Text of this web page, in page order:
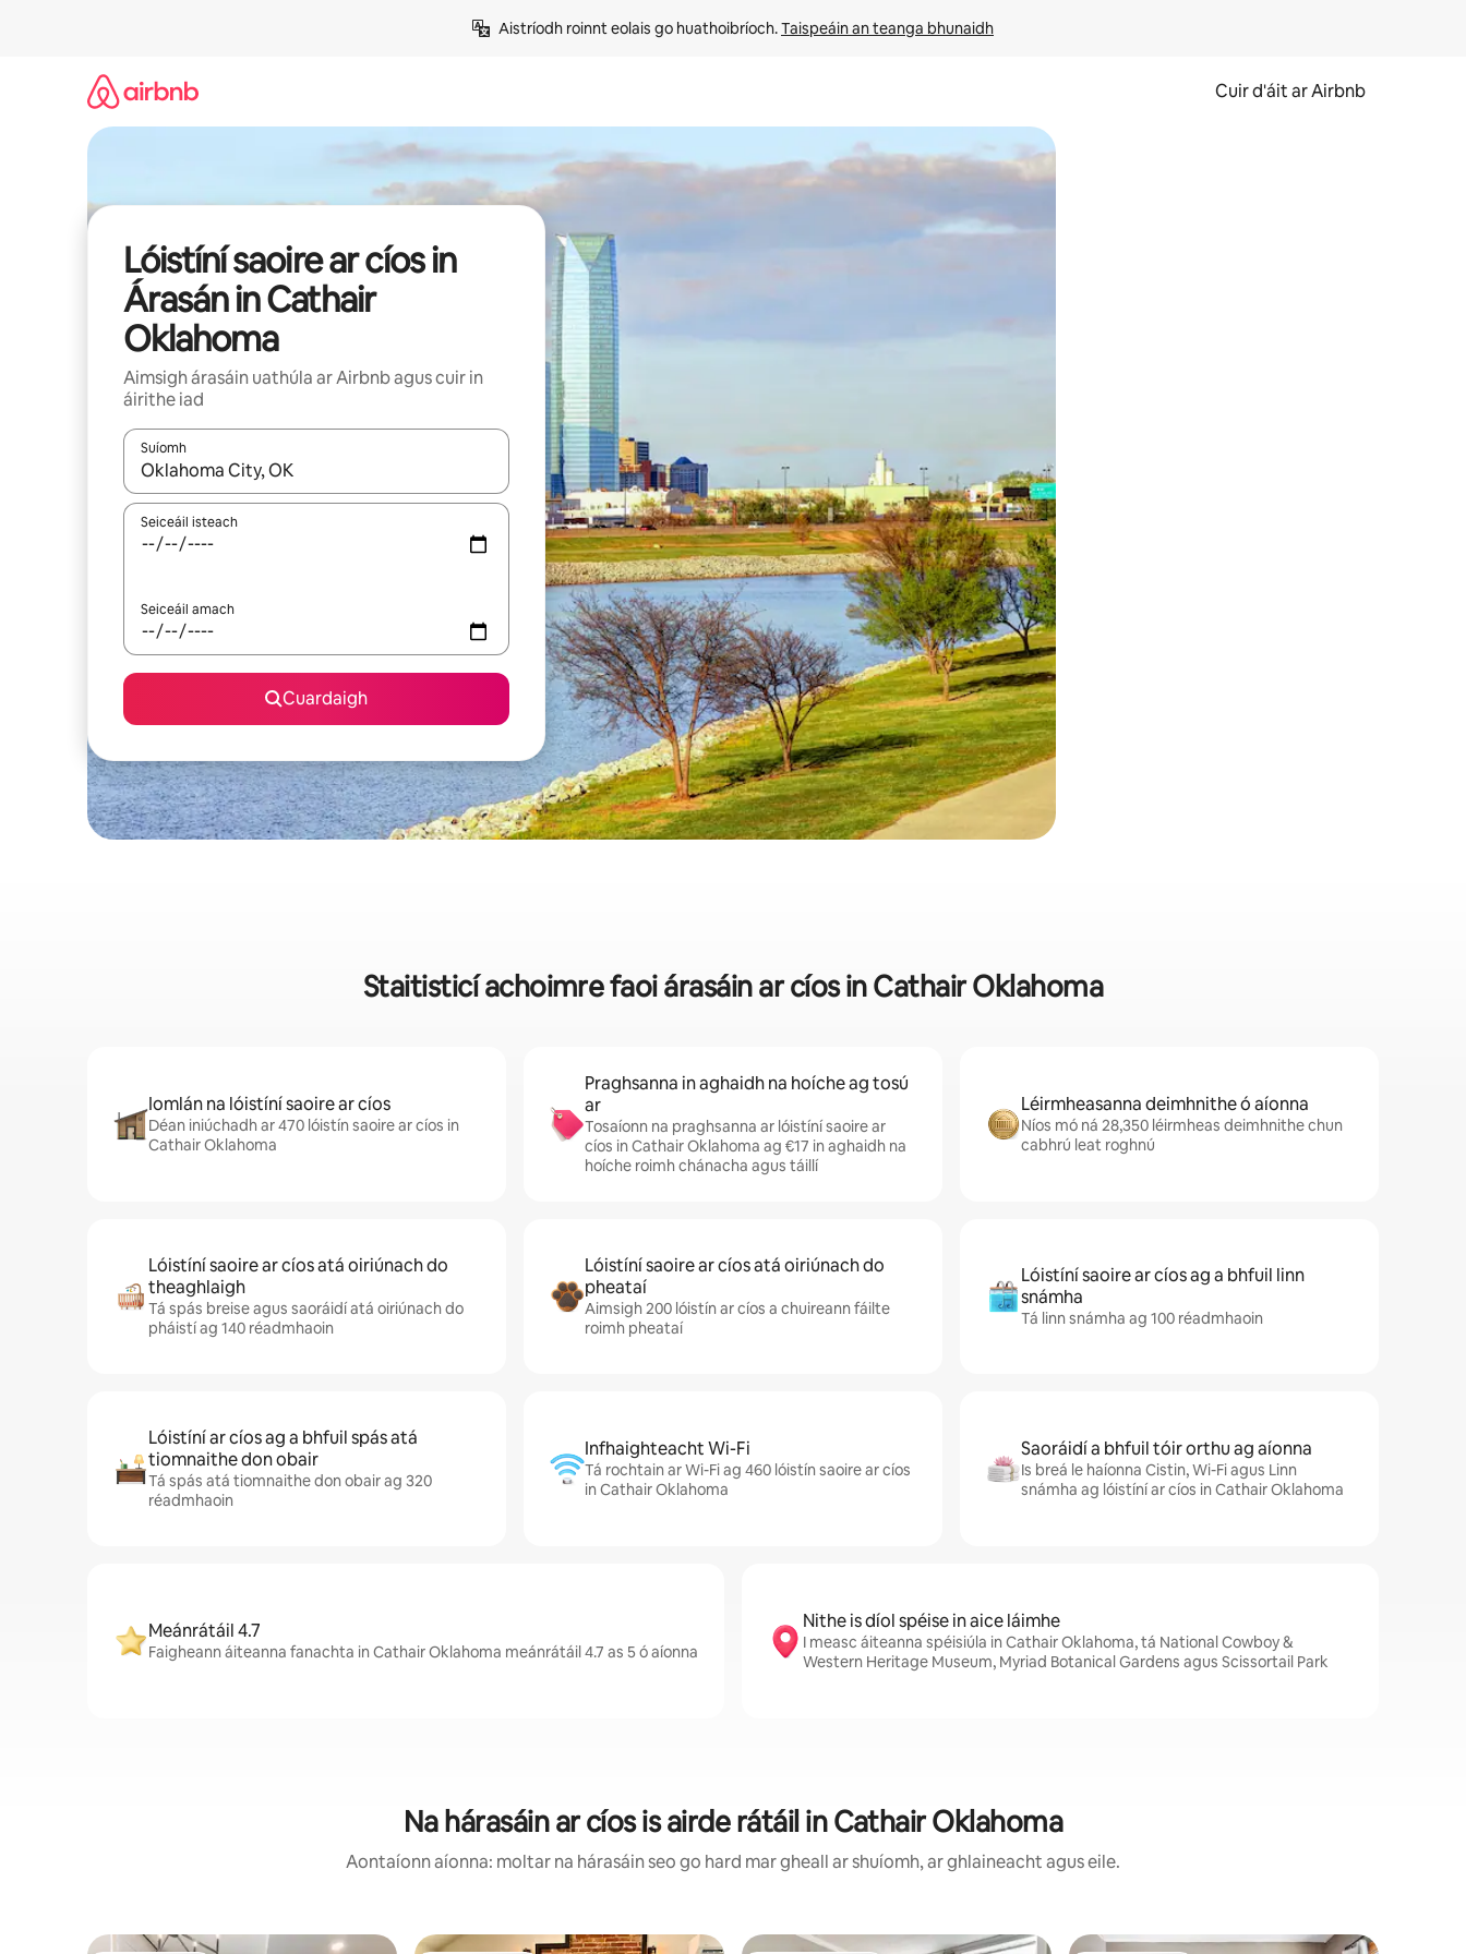
Aistríodh roinnt eolais go huathoibríoch. Taispeáin an teanga bhunaidh
Cuir d'áit ar Airbnb
Lóistíní saoire ar cíos in
Árasán in Cathair
Oklahoma
Aimsigh árasáin uathúla ar Airbnb agus cuir in
áirithe iad
Suíomh
Nuair a bheidh torthaí ar fáil, déan nascleanúint le saigheadeochracha suas agus síos nó déan iniúchadh trí thadhall nó svaidhpeáil.
Seiceáil isteach
Seiceáil amach
Cuardaigh
Staitisticí achoimre faoi árasáin ar cíos in Cathair Oklahoma
Iomlán na lóistíní saoire ar cíos
Déan iniúchadh ar 470 lóistín saoire ar cíos in
Cathair Oklahoma
Praghsanna in aghaidh na hoíche ag tosú
ar
Tosaíonn na praghsanna ar lóistíní saoire ar
cíos in Cathair Oklahoma ag €17 in aghaidh na
hoíche roimh chánacha agus táillí
Léirmheasanna deimhnithe ó aíonna
Níos mó ná 28,350 léirmheas deimhnithe chun
cabhrú leat roghnú
Lóistíní saoire ar cíos atá oiriúnach do
theaghlaigh
Tá spás breise agus saoráidí atá oiriúnach do
pháistí ag 140 réadmhaoin
Lóistíní saoire ar cíos atá oiriúnach do
pheataí
Aimsigh 200 lóistín ar cíos a chuireann fáilte
roimh pheataí
Lóistíní saoire ar cíos ag a bhfuil linn
snámha
Tá linn snámha ag 100 réadmhaoin
Lóistíní ar cíos ag a bhfuil spás atá
tiomnaithe don obair
Tá spás atá tiomnaithe don obair ag 320
réadmhaoin
Infhaighteacht Wi-Fi
Tá rochtain ar Wi-Fi ag 460 lóistín saoire ar cíos
in Cathair Oklahoma
Saoráidí a bhfuil tóir orthu ag aíonna
Is breá le haíonna Cistin, Wi-Fi agus Linn
snámha ag lóistíní ar cíos in Cathair Oklahoma
Meánrátáil 4.7
Faigheann áiteanna fanachta in Cathair Oklahoma meánrátáil 4.7 as 5 ó aíonna
Nithe is díol spéise in aice láimhe
I measc áiteanna spéisiúla in Cathair Oklahoma, tá National Cowboy &
Western Heritage Museum, Myriad Botanical Gardens agus Scissortail Park
Na hárasáin ar cíos is airde rátáil in Cathair Oklahoma
Aontaíonn aíonna: moltar na hárasáin seo go hard mar gheall ar shuíomh, ar ghlaineacht agus eile.